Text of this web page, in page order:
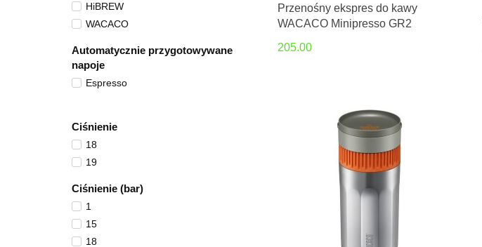
HiBREW
WACACO
Automatycznie przygotowywane
napoje
Espresso
Ciśnienie
18
19
Ciśnienie (bar)
1
15
18
Przenośny ekspres do kawy
WACACO Minipresso GR2
205.00